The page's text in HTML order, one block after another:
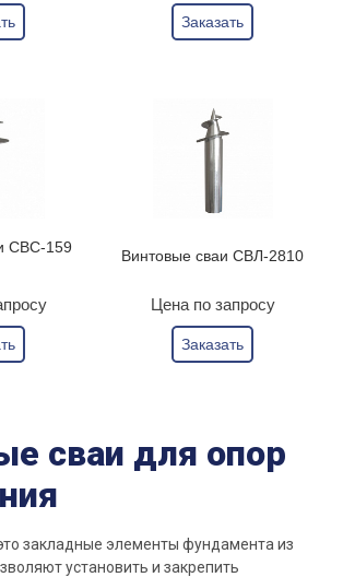
Заказать
СВС-159
Винтовые сваи СВЛ-2810
Цена по запросу
Заказать
сваи для опор
закладные элементы фундамента из
установить и закрепить